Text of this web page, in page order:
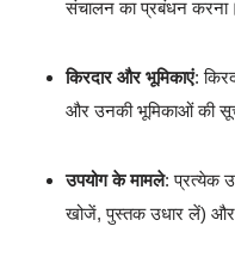
संचालन का प्रबंधन करना।
किरदार और भूमिकाएं:
और उनकी भूमिकाओं की
उपयोग के मामले: प्रत्येक
खोजें, पुस्तक उधार लें) और